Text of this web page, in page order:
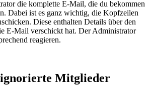
die komplette E-Mail, die du bekommen
Dabei ist es ganz wichtig, die Kopfzeilen
Diese enthalten Details über den
E-Mail verschickt hat. Der Administrator
reagieren.
Mitglieder